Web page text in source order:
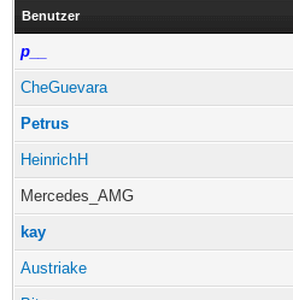
Benutzer
p__
CheGuevara
Petrus
HeinrichH
Mercedes_AMG
kay
Austriake